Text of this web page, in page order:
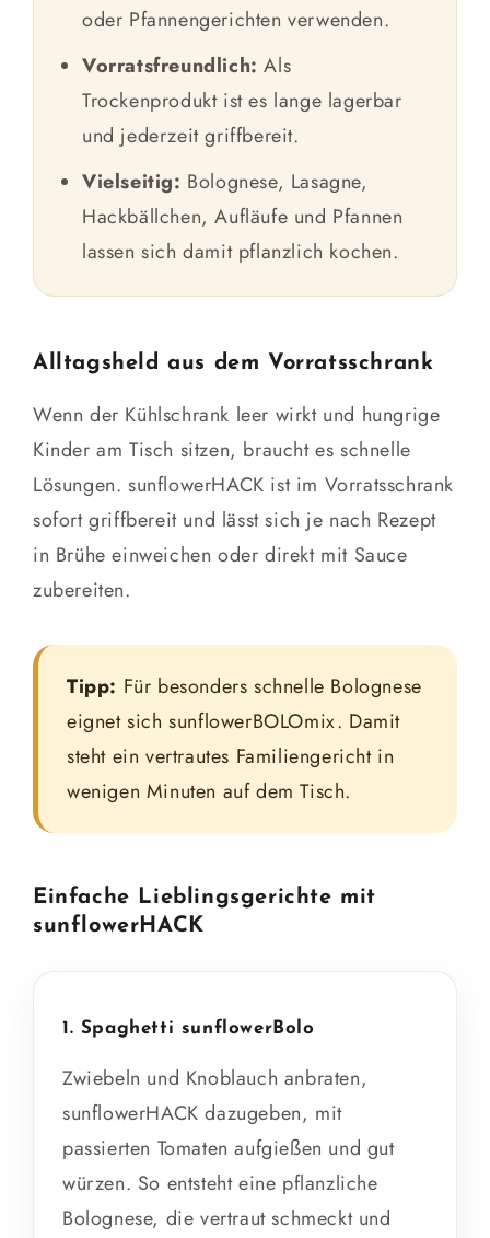
oder Pfannengerichten verwenden.
Vorratsfreundlich: Als
Trockenprodukt ist es lange lagerbar
und jederzeit griffbereit.
Vielseitig: Bolognese, Lasagne,
Hackbällchen, Aufläufe und Pfannen
lassen sich damit pflanzlich kochen.
Alltagsheld aus dem Vorratsschrank
Wenn der Kühlschrank leer wirkt und hungrige
Kinder am Tisch sitzen, braucht es schnelle
Lösungen. sunflowerHACK ist im Vorratsschrank
sofort griffbereit und lässt sich je nach Rezept
in Brühe einweichen oder direkt mit Sauce
zubereiten.
Tipp: Für besonders schnelle Bolognese
eignet sich sunflowerBOLOmix. Damit
steht ein vertrautes Familiengericht in
wenigen Minuten auf dem Tisch.
Einfache Lieblingsgerichte mit
sunflowerHACK
1. Spaghetti sunflowerBolo
Zwiebeln und Knoblauch anbraten,
sunflowerHACK dazugeben, mit
passierten Tomaten aufgießen und gut
würzen. So entsteht eine pflanzliche
Bolognese, die vertraut schmeckt und